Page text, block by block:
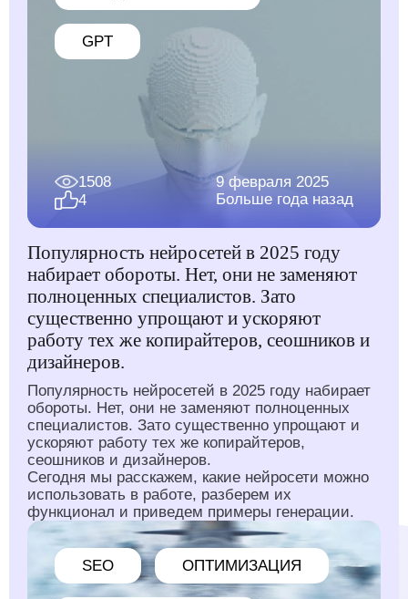
GPT
1508
4
9 февраля 2025
Больше года назад
Популярность нейросетей в 2025 году
набирает обороты. Нет, они не заменяют
полноценных специалистов. Зато
существенно упрощают и ускоряют
работу тех же копирайтеров, сеошников и
дизайнеров.
Популярность нейросетей в 2025 году набирает
обороты. Нет, они не заменяют полноценных
специалистов. Зато существенно упрощают и
ускоряют работу тех же копирайтеров,
сеошников и дизайнеров.
Сегодня мы расскажем, какие нейросети можно
использовать в работе, разберем их
функционал и приведем примеры генерации.
SEO ОПТИМИЗАЦИЯ